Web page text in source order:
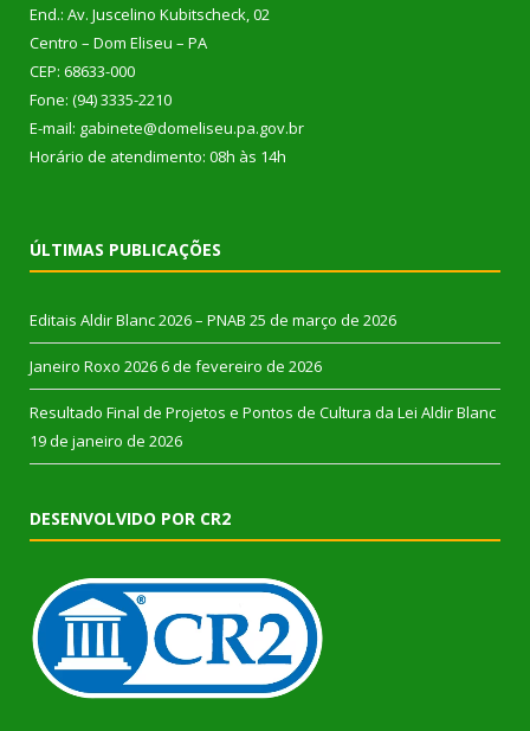
End.: Av. Juscelino Kubitscheck, 02
Centro – Dom Eliseu – PA
CEP: 68633-000
Fone: (94) 3335-2210
E-mail: gabinete@domeliseu.pa.gov.br
Horário de atendimento: 08h às 14h
ÚLTIMAS PUBLICAÇÕES
Editais Aldir Blanc 2026 – PNAB 25 de março de 2026
Janeiro Roxo 2026 6 de fevereiro de 2026
Resultado Final de Projetos e Pontos de Cultura da Lei Aldir Blanc
19 de janeiro de 2026
DESENVOLVIDO POR CR2